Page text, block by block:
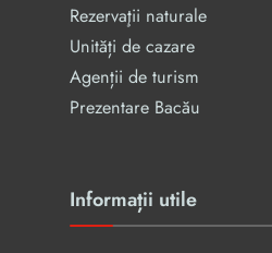
Rezervaţii naturale
Unități de cazare
Agenții de turism
Prezentare Bacău
Informații utile